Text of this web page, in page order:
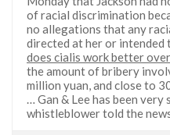
of racial discrimination
no allegations that any
directed at her or intended
does cialis work better
the amount of bribery
million yuan, and close to
… Gan & Lee has been
whistleblower told the